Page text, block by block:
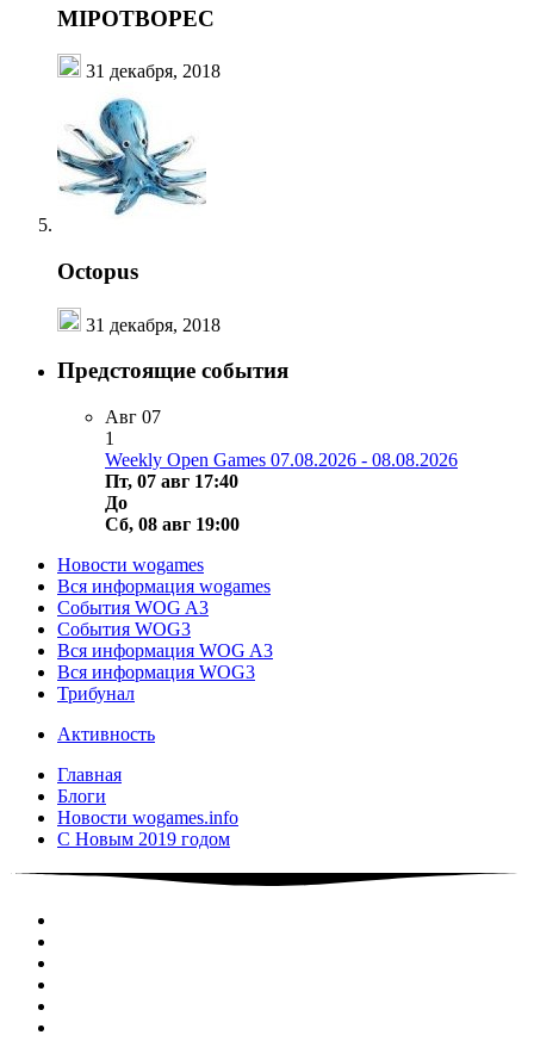
MIPOTBOPEC
31 декабря, 2018
Octopus
31 декабря, 2018
Предстоящие события
Авг 07
1
Weekly Open Games 07.08.2026 - 08.08.2026
Пт, 07 авг 17:40
До
Сб, 08 авг 19:00
Новости wogames
Вся информация wogames
События WOG A3
События WOG3
Вся информация WOG A3
Вся информация WOG3
Трибунал
Активность
Главная
Блоги
Новости wogames.info
С Новым 2019 годом